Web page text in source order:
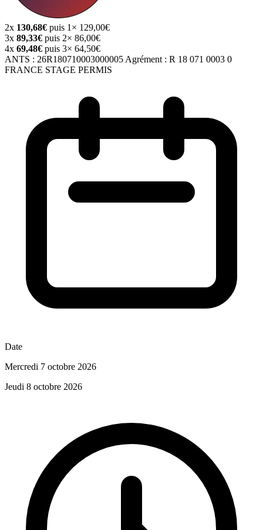
2x 130,68€ puis 1× 129,00€
3x 89,33€ puis 2× 86,00€
4x 69,48€ puis 3× 64,50€
ANTS : 26R180710003000005 Agrément : R 18 071 0003 0
FRANCE STAGE PERMIS
Date
Mercredi 7 octobre 2026
Jeudi 8 octobre 2026